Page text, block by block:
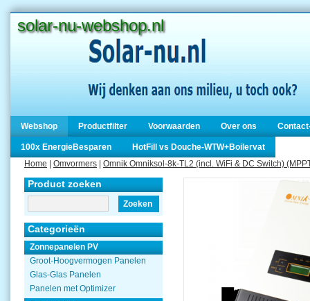
solar-nu-webshop.nl
Webshop Productfilter Voorwaarden Over ons
100x EnergieBesparen
HotFill vs Douche-WTW+Boilervat
Home
Omvormers Omnik Omniksol-8k-TL2 (incl. WiFi & DC Switch)
Product zoeken
Zoeken
Categorieën
Zonnepanelen PV
Groot-Hoogvermogen Panelen
Glas-Glas Panelen
Panelen met Optimizer